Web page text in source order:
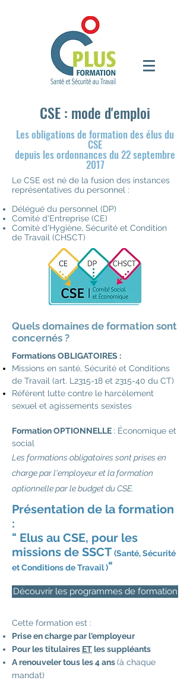
CSE : mode d'emploi
Les obligations de formation des élus du
CSE
depuis les ordonnances du 22 septembre
2017
Le CSE est né de la fusion des instances
représentatives du personnel :
Délégué du personnel (DP)
Comité d'Entreprise (CE)
Comité d'Hygiène, Sécurité et Condition
de Travail (CHSCT)
Quels domaines de formation sont
concernés ?
Formations OBLIGATOIRES :
Missions en santé, Sécurité et Conditions
de Travail (art. L 2315-18 et 2315-40 du CT)
Référent lutte contre le harcèlement
sexuel et agissements sexistes ​
Formation OPTIONNELLE : Économique et
social
Les formations obligatoires sont prises en
charge par l'employeur et la formation
optionnelle par le budget du CSE.
Présentation de la formation
:
" Elus au CSE, pour les
missions de SSCT (Santé, Sécurité
et Conditions de Travail )"
Découvrir les programmes de formation
Cette formation est :
Prise en charge par l'employeur
Pour les titulaires ETles suppléants
A renouveler tous les 4 ans(à chaque
mandat)